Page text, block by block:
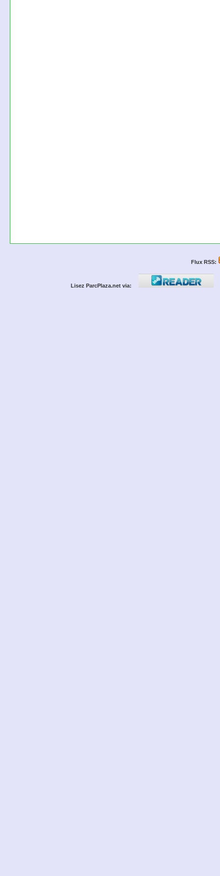
Flux RSS:
Lisez ParcPlaza.net via: